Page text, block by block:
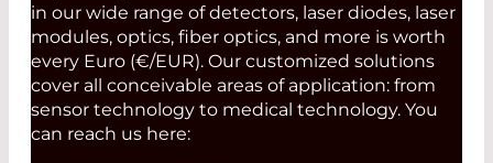
in our wide range of detectors, laser diodes, laser
modules, optics, fiber optics, and more is worth
every Euro (€/EUR). Our customized solutions
cover all conceivable areas of application: from
sensor technology to medical technology. You
can reach us here: